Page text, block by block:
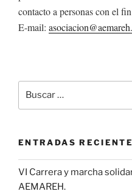
contacto a personas con el
E-mail:
por:
ENTRADAS
VI Carrera y marcha
AEMAREH.